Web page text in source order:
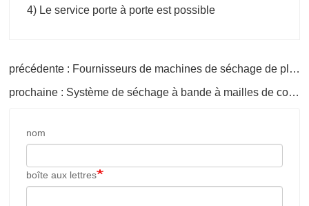
4) Le service porte à porte est possible
précédente : Fournisseurs de machines de séchage de placage de contreplaqué
prochaine : Système de séchage à bande à mailles de convoyeur
nom
boîte aux lettres